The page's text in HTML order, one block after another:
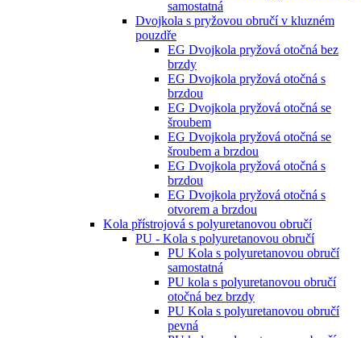
samostatná
Dvojkola s pryžovou obručí v kluzném
pouzdře
EG Dvojkola pryžová otočná bez
brzdy
EG Dvojkola pryžová otočná s
brzdou
EG Dvojkola pryžová otočná se
šroubem
EG Dvojkola pryžová otočná se
šroubem a brzdou
EG Dvojkola pryžová otočná s
brzdou
EG Dvojkola pryžová otočná s
otvorem a brzdou
Kola přístrojová s polyuretanovou obručí
PU - Kola s polyuretanovou obručí
PU Kola s polyuretanovou obručí
samostatná
PU kola s polyuretanovou obručí
otočná bez brzdy
PU Kola s polyuretanovou obručí
pevná